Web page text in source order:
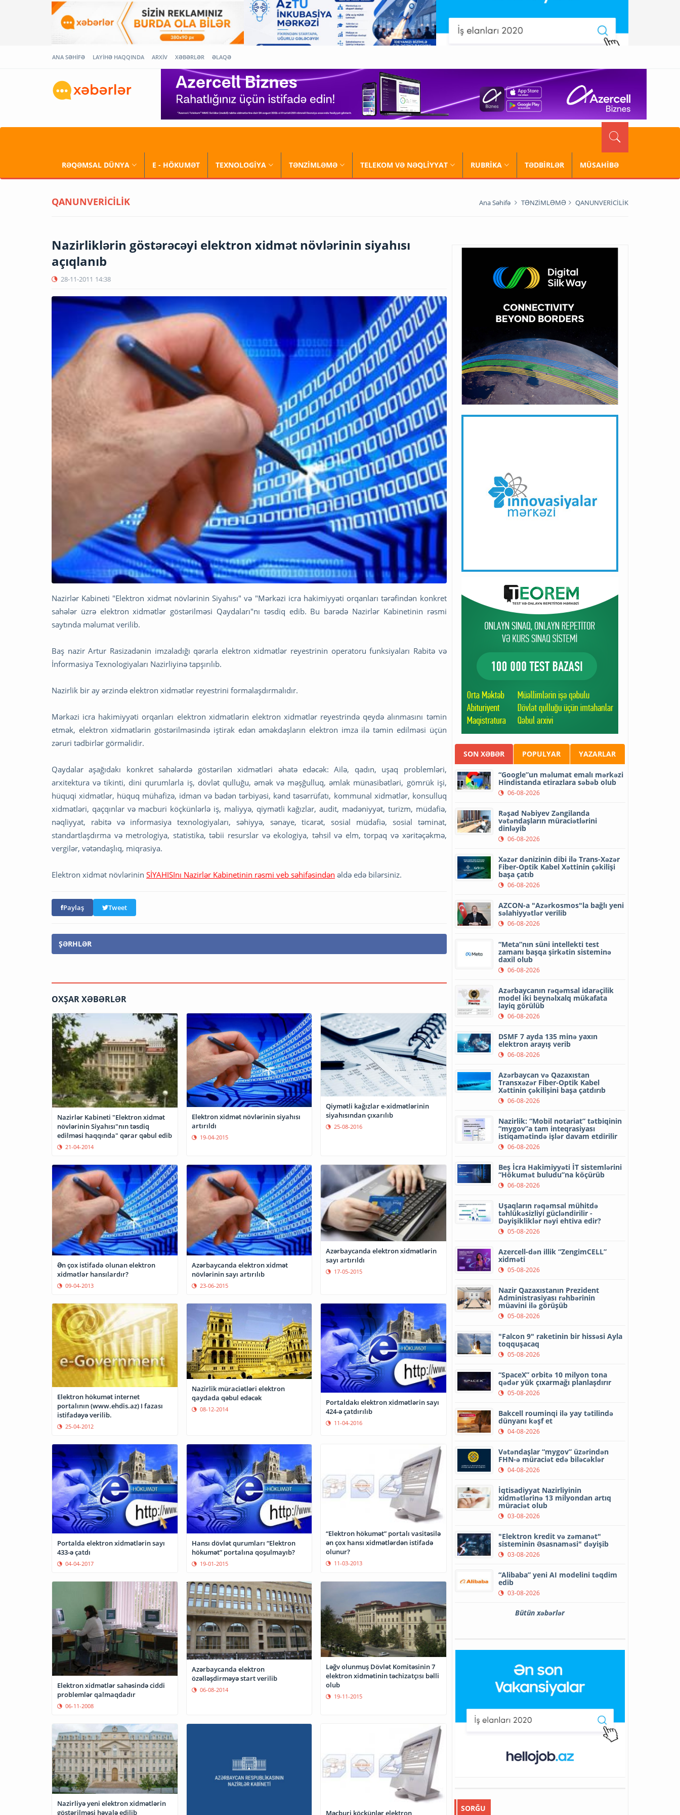
ANA SƏHİFƏ LAYİHƏ HAQQINDA ARXİV XƏBƏRLƏR ƏLAQƏ
RƏQƏMSAL DÜNYA E - HÖKUMƏT TEXNOLOGİYA TƏNZİMLƏMƏ TELEKOM VƏ NƏQLİYYAT RUBRİKA TƏDBİRLƏR MÜSAHİBƏ
QANUNVERİCİLİK Ana Səhifə TƏNZİMLƏMƏ QANUNVERİCİLİK
Nazirliklərin göstərəcəyi elektron xidmət növlərinin siyahısı
açıqlanıb
28-11-2011 14:38
Nazirlər Kabineti "Elektron xidmət növlərinin Siyahısı" və "Mərkəzi icra hakimiyyəti orqanları tərəfindən konkret
sahələr üzrə elektron xidmətlər göstərilməsi Qaydaları"nı təsdiq edib. Bu barədə Nazirlər Kabinetinin rəsmi
saytında məlumat verilib.
Baş nazir Artur Rasizadənin imzaladığı qərarla elektron xidmətlər reyestrinin operatoru funksiyaları Rabitə və
İnformasiya Texnologiyaları Nazirliyinə tapşırılıb.
Nazirlik bir ay ərzində elektron xidmətlər reyestrini formalaşdırmalıdır.
Mərkəzi icra hakimiyyəti orqanları elektron xidmətlərin elektron xidmətlər reyestrində qeydə alınmasını təmin
etmək, elektron xidmətlərin göstərilməsində iştirak edən əməkdaşların elektron imza ilə təmin edilməsi üçün
zəruri tədbirlər görməlidir.
Qaydalar aşağıdakı konkret sahələrdə göstərilən xidmətləri əhatə edəcək: Ailə, qadın, uşaq problemləri,
arxitektura və tikinti, dini qurumlarla iş, dövlət qulluğu, əmək və məşğulluq, əmlak münasibətləri, gömrük işi,
hüquqi xidmətlər, hüquq mühafizə, idman və bədən tərbiyəsi, kənd təsərrüfatı, kommunal xidmətlər, konsulluq
xidmətləri, qaçqınlar və məcburi köçkünlərlə iş, maliyyə, qiymətli kağızlar, audit, mədəniyyət, turizm, müdafiə,
nəqliyyat, rabitə və informasiya texnologiyaları, səhiyyə, sənaye, ticarət, sosial müdafiə, sosial təminat,
standartlaşdırma və metrologiya, statistika, təbii resurslar və ekologiya, təhsil və elm, torpaq və xəritəçəkmə,
vergilər, vətəndaşlıq, miqrasiya.
Elektron xidmət növlərinin SİYAHISInı Nazirlər Kabinetinin rəsmi veb səhifəsindən əldə edə bilərsiniz.
Paylaş Tweet
ŞƏRHLƏR
OXŞAR XƏBƏRLƏR
Nazirlər Kabineti "Elektron xidmət
növlərinin Siyahısı"nın təsdiq
edilməsi haqqında" qərar qəbul edib
21-04-2014
Elektron xidmət növlərinin siyahısı
artırıldı
19-04-2015
Qiymətli kağızlar e-xidmətlərinin
siyahısından çıxarılıb
25-08-2016
Ən çox istifadә olunan elektron
xidmәtlәr hansılardır?
09-04-2013
Azərbaycanda elektron xidmət
növlərinin sayı artırılıb
23-06-2015
Azərbaycanda elektron xidmətlərin
sayı artırıldı
17-05-2015
Elektron hökumət internet
portalının (www.ehdis.az) I fazası
istifadəyə verilib.
25-04-2012
Nazirlik müraciətləri elektron
qaydada qəbul edəcək
08-12-2014
Portaldakı elektron xidmətlərin sayı
424-ə çatdırılıb
11-04-2016
Portalda elektron xidmətlərin sayı
433-ə çatdı
04-04-2017
Hansı dövlət qurumları “Elektron
hökumət” portalına qoşulmayıb?
19-01-2015
“Elektron hökumət” portalı vasitəsilə
ən çox hansı xidmətlərdən istifadə
olunur?
11-03-2013
Elektron xidmətlər sahəsində ciddi
problemlər qalmaqdadır
06-11-2008
Azərbaycanda elektron
özəlləşdirməyə start verilib
06-08-2014
Ləğv olunmuş Dövlət Komitəsinin 7
elektron xidmətinin təchizatçısı bəlli
olub
19-11-2015
Nazirliyə yeni elektron xidmətlərin
göstərilməsi həvalə edilib
Məcburi köçkünlər elektron
SON XƏBƏR POPULYAR YAZARLAR
“Google”un məlumat emalı mərkəzi
Hindistanda etirazlara səbəb olub
06-08-2026
Rəşad Nəbiyev Zəngilanda
vətəndaşların müraciətlərini
dinləyib
06-08-2026
Xəzər dənizinin dibi ilə Trans-Xəzər
Fiber-Optik Kabel Xəttinin çəkilişi
başa çatıb
06-08-2026
AZCON-a "Azərkosmos"la bağlı yeni
səlahiyyətlər verilib
06-08-2026
“Meta”nın süni intellekti test
zamanı başqa şirkətin sisteminə
daxil olub
06-08-2026
Azərbaycanın rəqəmsal idarəçilik
model iki beynəlxalq mükafata
layiq görülüb
06-08-2026
DSMF 7 ayda 135 minə yaxın
elektron arayış verib
06-08-2026
Azərbaycan və Qazaxıstan
Transxəzər Fiber-Optik Kabel
Xəttinin çəkilişini başa çatdırıb
06-08-2026
Nazirlik: “Mobil notariat” tətbiqinin
“mygov”a tam inteqrasiyası
istiqamətində işlər davam etdirilir
06-08-2026
Beş İcra Hakimiyyəti İT sistemlərini
“Hökumət buludu”na köçürüb
06-08-2026
Uşaqların rəqəmsal mühitdə
təhlükəsizliyi gücləndirilir -
Dəyişikliklər nəyi ehtiva edir?
05-08-2026
Azercell-dən illik “ZengimCELL”
xidməti
05-08-2026
Nazir Qazaxıstanın Prezident
Administrasiyası rəhbərinin
müavini ilə görüşüb
05-08-2026
"Falcon 9" raketinin bir hissəsi Ayla
toqquşacaq
05-08-2026
“SpaceX” orbitə 10 milyon tona
qədər yük çıxarmağı planlaşdırır
05-08-2026
Bakcell rouminqi ilə yay tətilində
dünyanı kəşf et
04-08-2026
Vətəndaşlar “mygov” üzərindən
FHN-ə müraciət edə biləcəklər
04-08-2026
İqtisadiyyat Nazirliyinin
xidmətlərinə 13 milyondan artıq
müraciət olub
03-08-2026
"Elektron kredit və zəmanət"
sisteminin Əsasnaməsi" dəyişib
03-08-2026
“Alibaba” yeni AI modelini təqdim
edib
03-08-2026
Bütün xəbərlər
SORĞU